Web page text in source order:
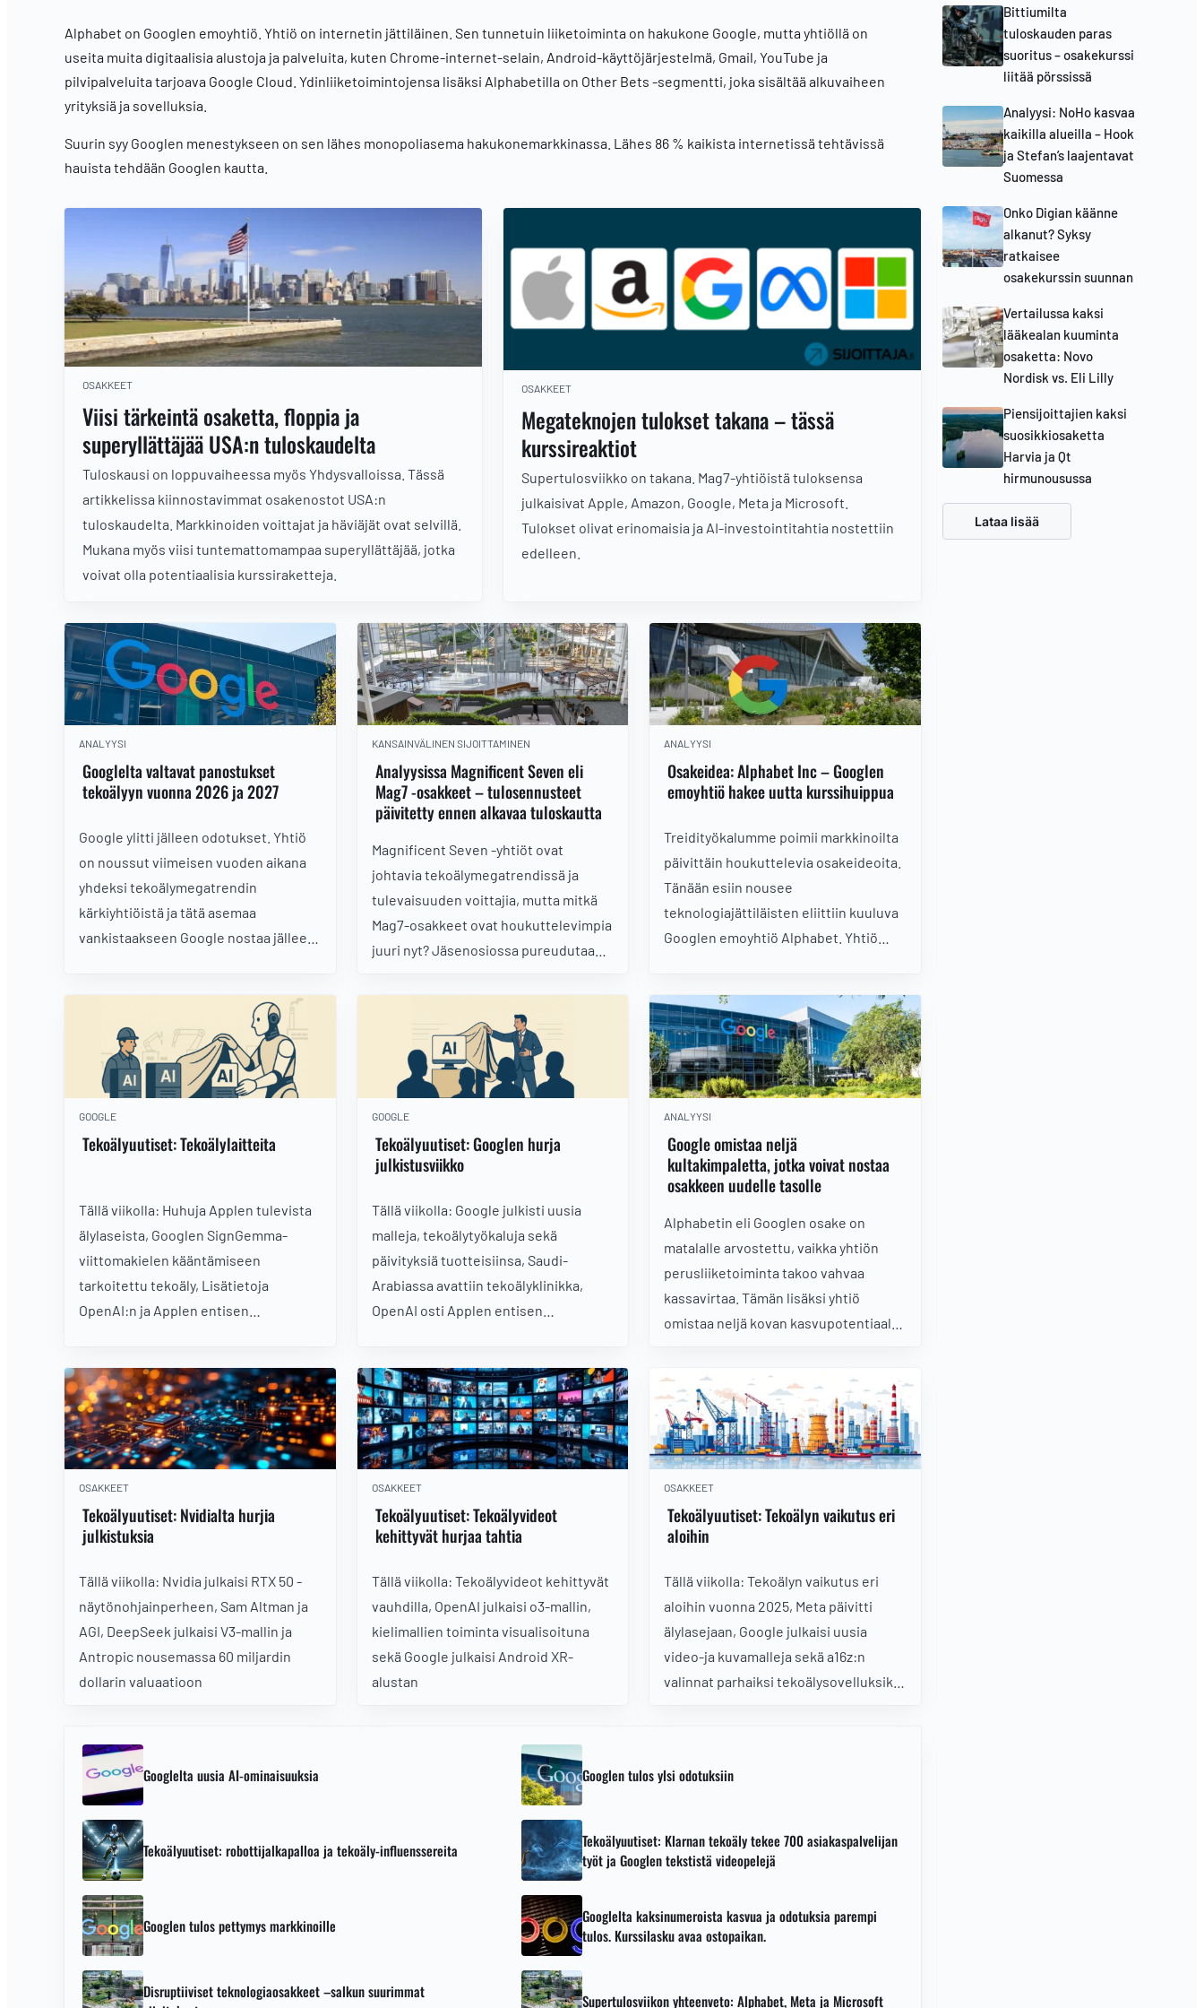
Alphabet on Googlen emoyhtiö. Yhtiö on internetin jättiläinen. Sen tunnetuin liiketoiminta on hakukone Google, mutta yhtiöllä on
useita muita digitaalisia alustoja ja palveluita, kuten Chrome-internet-selain, Android-käyttöjärjestelmä, Gmail, YouTube ja
pilvipalveluita tarjoava Google Cloud. Ydinliiketoimintojensa lisäksi Alphabetilla on Other Bets -segmentti, joka sisältää alkuvaiheen
yrityksiä ja sovelluksia.
Suurin syy Googlen menestykseen on sen lähes monopoliasema hakukonemarkkinassa. Lähes 86 % kaikista internetissä tehtävissä
hauista tehdään Googlen kautta.
OSAKKEET
Viisi tärkeintä osaketta, floppia ja
superyllättäjää USA:n tuloskaudelta
Tuloskausi on loppuvaiheessa myös Yhdysvalloissa. Tässä
artikkelissa kiinnostavimmat osakenostot USA:n
tuloskaudelta. Markkinoiden voittajat ja häviäjät ovat selvillä.
Mukana myös viisi tuntemattomampaa superyllättäjää, jotka
voivat olla potentiaalisia kurssiraketteja.
OSAKKEET
Megateknojen tulokset takana – tässä
kurssireaktiot
Supertulosviikko on takana. Mag7-yhtiöistä tuloksensa
julkaisivat Apple, Amazon, Google, Meta ja Microsoft.
Tulokset olivat erinomaisia ja AI-investointitahtia nostettiin
edelleen.
ANALYYSI
Googlelta valtavat panostukset
tekoälyyn vuonna 2026 ja 2027
Google ylitti jälleen odotukset. Yhtiö
on noussut viimeisen vuoden aikana
yhdeksi tekoälymegatrendin
kärkiyhtiöistä ja tätä asemaa
vankistaakseen Google nostaa jälleen
KANSAINVÄLINEN SIJOITTAMINEN
Analyysissa Magnificent Seven eli
Mag7 -osakkeet – tulosennusteet
päivitetty ennen alkavaa tuloskautta
Magnificent Seven -yhtiöt ovat
johtavia tekoälymegatrendissä ja
tulevaisuuden voittajia, mutta mitkä
Mag7-osakkeet ovat houkuttelevimpia
juuri nyt? Jäsenosiossa pureudutaan
tilanteeseen viimeaikaisten lukujen
osalta ja tarkastellaan osakkeita
teknisen analyysin näkökulmasta.
ANALYYSI
Osakeidea: Alphabet Inc – Googlen
emoyhtiö hakee uutta kurssihuippua
Treidityökalumme poimii markkinoilta
päivittäin houkuttelevia osakeideoita.
Tänään esiin nousee
teknologiajättiläisten eliittiin kuuluva
Googlen emoyhtiö Alphabet. Yhtiö
Onko tällä hetkellä hyvä paikka hypätä
kyytiin?
GOOGLE
Tekoälyuutiset: Tekoälylaitteita
Tällä viikolla: Huhuja Applen tulevista
älylaseista, Googlen SignGemma-
viittomakielen kääntämiseen
tarkoitettu tekoäly, Lisätietoja
OpenAI:n ja Applen entisen
disinformaatiota
GOOGLE
Tekoälyuutiset: Googlen hurja
julkistusviikko
Tällä viikolla: Google julkisti uusia
malleja, tekoälytyökaluja sekä
päivityksiä tuotteisiinsa, Saudi-
Arabiassa avattiin tekoälyklinikka,
OpenAI osti Applen entisen
ANALYYSI
Google omistaa neljä
kultakimpaletta, jotka voivat nostaa
osakkeen uudelle tasolle
Alphabetin eli Googlen osake on
matalalle arvostettu, vaikka yhtiön
perusliiketoiminta takoo vahvaa
kassavirtaa. Tämän lisäksi yhtiö
omistaa neljä kovan kasvupotentiaalin
osakkeen uudelle tasolle.
OSAKKEET
Tekoälyuutiset: Nvidialta hurjia
julkistuksia
Tällä viikolla: Nvidia julkaisi RTX 50 -
näytönohjainperheen, Sam Altman ja
AGI, DeepSeek julkaisi V3-mallin ja
Antropic nousemassa 60 miljardin
dollarin valuaatioon
OSAKKEET
Tekoälyuutiset: Tekoälyvideot
kehittyvät hurjaa tahtia
Tällä viikolla: Tekoälyvideot kehittyvät
vauhdilla, OpenAI julkaisi o3-mallin,
kielimallien toiminta visualisoituna
sekä Google julkaisi Android XR-
alustan
OSAKKEET
Tekoälyuutiset: Tekoälyn vaikutus eri
aloihin
Tällä viikolla: Tekoälyn vaikutus eri
aloihin vuonna 2025, Meta päivitti
älylasejaan, Google julkaisi uusia
video-ja kuvamalleja sekä a16z:n
valinnat parhaiksi tekoälysovelluksiksi
Googlelta uusia AI-ominaisuuksia Googlen tulos ylsi odotuksiin
Tekoälyuutiset: robottijalkapalloa ja tekoäly-influenssereita
Tekoälyuutiset: Klarnan tekoäly tekee 700 asiakaspalvelijan
työt ja Googlen tekstistä videopelejä
Googlen tulos pettymys markkinoille
Googlelta kaksinumeroista kasvua ja odotuksia parempi
tulos. Kurssilasku avaa ostopaikan.
Disruptiiviset teknologiaosakkeet –salkun suurimmat
Supertulosviikon yhteenveto: Alphabet, Meta ja Microsoft
Bittiumilta
tuloskauden paras
suoritus – osakekurssi
liitää pörssissä
Analyysi: NoHo kasvaa
kaikilla alueilla – Hook
ja Stefan’s laajentavat
Suomessa
Onko Digian käänne
alkanut? Syksy
ratkaisee
osakekurssin suunnan
Vertailussa kaksi
lääkealan kuuminta
osaketta: Novo
Nordisk vs. Eli Lilly
Piensijoittajien kaksi
suosikkiosaketta
Harvia ja Qt
hirmunousussa
Lataa lisää